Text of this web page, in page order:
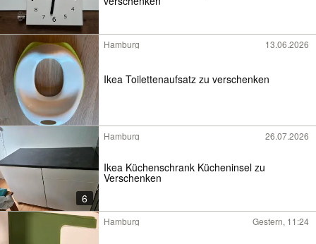
Hamburg 13.06.2026
Ikea Toilettenaufsatz zu verschenken
6
Hamburg 26.07.2026
Ikea Küchenschrank Kücheninsel zu
Verschenken
Hamburg Gestern, 11:24